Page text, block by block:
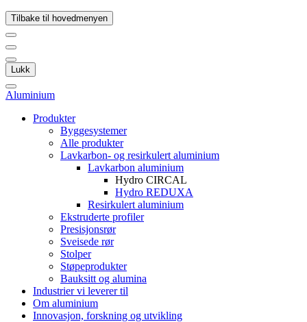
Tilbake til hovedmenyen
Lukk
Aluminium
Produkter
Byggesystemer
Alle produkter
Lavkarbon- og resirkulert aluminium
Lavkarbon aluminium
Hydro CIRCAL
Hydro REDUXA
Resirkulert aluminium
Ekstruderte profiler
Presisjonsrør
Sveisede rør
Stolper
Støpeprodukter
Bauksitt og alumina
Industrier vi leverer til
Om aluminium
Innovasjon, forskning og utvikling